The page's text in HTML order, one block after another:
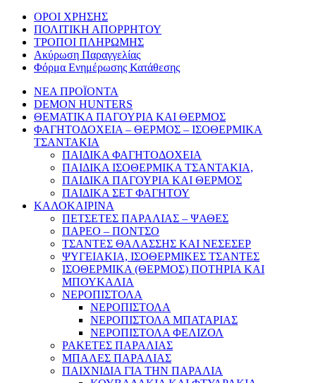
ΟΡΟΙ ΧΡΗΣΗΣ
ΠΟΛΙΤΙΚΗ ΑΠΟΡΡΗΤΟΥ
ΤΡΟΠΟΙ ΠΛΗΡΩΜΗΣ
Ακύρωση Παραγγελίας
Φόρμα Ενημέρωσης Κατάθεσης
ΝΕΑ ΠΡΟΪΟΝΤΑ
DEMON HUNTERS
ΘΕΜΑΤΙΚΑ ΠΑΓΟΥΡΙΑ ΚΑΙ ΘΕΡΜΟΣ
ΦΑΓΗΤΟΔΟΧΕΙΑ – ΘΕΡΜΟΣ – ΙΣΟΘΕΡΜΙΚΑ
ΤΣΑΝΤΑΚΙΑ
ΠΑΙΔΙΚΑ ΦΑΓΗΤΟΔΟΧΕΙΑ
ΠΑΙΔΙΚΑ ΙΣΟΘΕΡΜΙΚΑ ΤΣΑΝΤΑΚΙΑ,
ΠΑΙΔΙΚΑ ΠΑΓΟΥΡΙΑ ΚΑΙ ΘΕΡΜΟΣ
ΠΑΙΔΙΚΑ ΣΕΤ ΦΑΓΗΤΟΥ
ΚΑΛΟΚΑΙΡΙΝΑ
ΠΕΤΣΕΤΕΣ ΠΑΡΑΛΙΑΣ – ΨΑΘΕΣ
ΠΑΡΕΟ – ΠΟΝΤΣΟ
ΤΣΑΝΤΕΣ ΘΑΛΑΣΣΗΣ ΚΑΙ ΝΕΣΕΣΕΡ
ΨΥΓΕΙΑΚΙΑ, ΙΣΟΘΕΡΜΙΚΕΣ ΤΣΑΝΤΕΣ
ΙΣΟΘΕΡΜΙΚΑ (ΘΕΡΜΟΣ) ΠΟΤΗΡΙΑ ΚΑΙ
ΜΠΟΥΚΑΛΙΑ
ΝΕΡΟΠΙΣΤΟΛΑ
ΝΕΡΟΠΙΣΤΟΛΑ
ΝΕΡΟΠΙΣΤΟΛΑ ΜΠΑΤΑΡΙΑΣ
ΝΕΡΟΠΙΣΤΟΛΑ ΦΕΛΙΖΟΛ
ΡΑΚΕΤΕΣ ΠΑΡΑΛΙΑΣ
ΜΠΑΛΕΣ ΠΑΡΑΛΙΑΣ
ΠΑΙΧΝΙΔΙΑ ΓΙΑ ΤΗΝ ΠΑΡΑΛΙΑ